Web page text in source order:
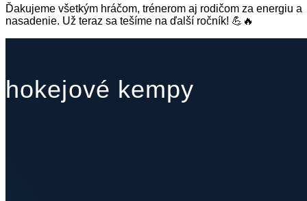
Ďakujeme všetkým hráčom, trénerom aj rodičom za energiu a
nasadenie. Už teraz sa tešíme na ďalší ročník! 💪🔥
hokejové kempy